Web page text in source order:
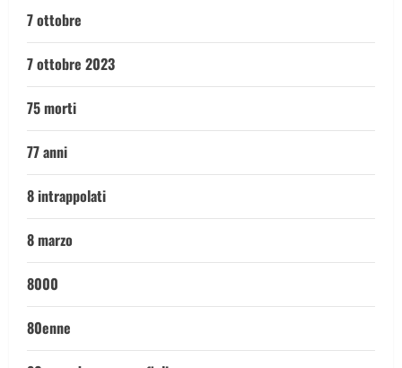
7 ottobre
7 ottobre 2023
75 morti
77 anni
8 intrappolati
8 marzo
8000
80enne